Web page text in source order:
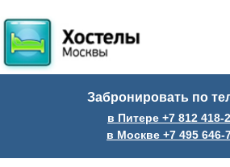
Забронировать по
в Питере +7 812 418-
в Москве +7 495 646-